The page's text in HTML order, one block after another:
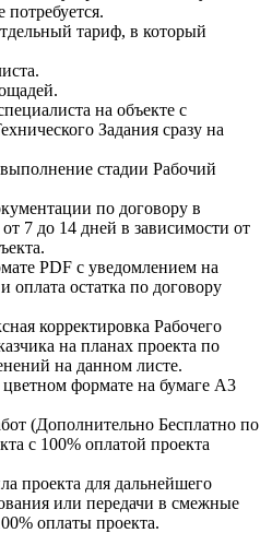
тариф, в который
на объекте с
Задания сразу на
стадии Рабочий
по договору в
7 до 14 дней в зависимости от
PDF с уведомлением на
оплата остатка по договору
корректировка Рабочего
на планах проекта по
на данном листе.
формате на бумаге А3
(Дополнительно Бесплатно по
с 100% оплатой проекта
проекта для дальнейшего
или передачи в смежные
оплаты проекта.